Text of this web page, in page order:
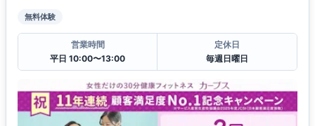
無料体験
営業時間
平日 10:00〜13:00
定休日
毎週日曜日